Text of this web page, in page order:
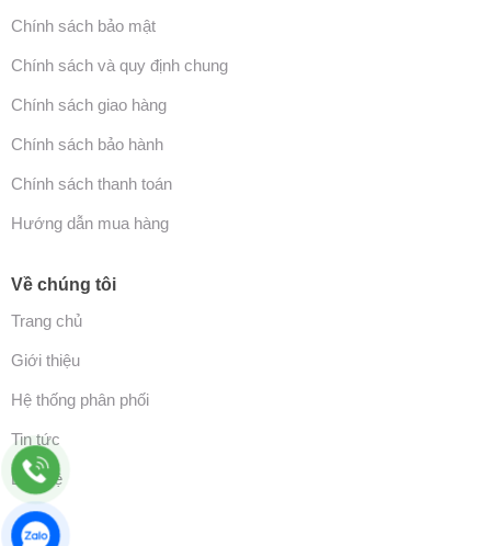
Chính sách bảo mật
Chính sách và quy định chung
Chính sách giao hàng
Chính sách bảo hành
Chính sách thanh toán
Hướng dẫn mua hàng
Về chúng tôi
Trang chủ
Giới thiệu
Hệ thống phân phối
Tin tức
Liên hệ